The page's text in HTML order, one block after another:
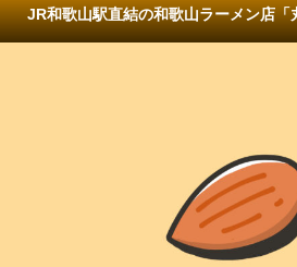
JR和歌山駅直結の和歌山ラーメン店「